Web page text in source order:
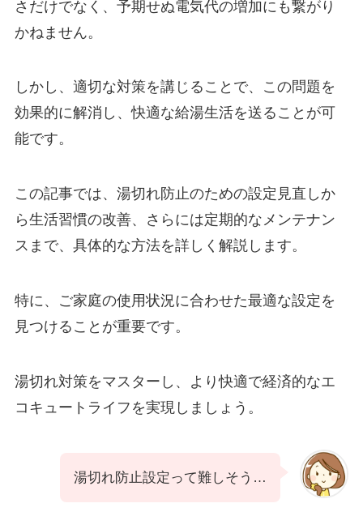
さだけでなく、予期せぬ電気代の増加にも繋がり
かねません。
しかし、適切な対策を講じることで、この問題を
効果的に解消し、快適な給湯生活を送ることが可
能です。
この記事では、湯切れ防止のための設定見直しか
ら生活習慣の改善、さらには定期的なメンテナン
スまで、具体的な方法を詳しく解説します。
特に、ご家庭の使用状況に合わせた最適な設定を
見つけることが重要です。
湯切れ対策をマスターし、より快適で経済的なエ
コキュートライフを実現しましょう。
湯切れ防止設定って難しそう…